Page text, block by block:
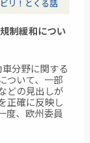
リ！とくる話
制緩和につい
分野に関する
ついて、一部
どの見出しが
正確に反映し
度、欧州委員